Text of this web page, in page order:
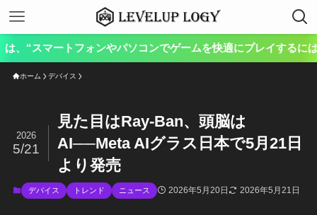
パソコンでゲームを快適にプレイするには？”をテーマに、
ホーム デバイス
見た目はRay-Ban、頭脳は
AI──Meta AIグラス日本で5月21日
より発売
2026
5/21
デバイス トレンド ニュース 2026年5月20日 2026年5月21日